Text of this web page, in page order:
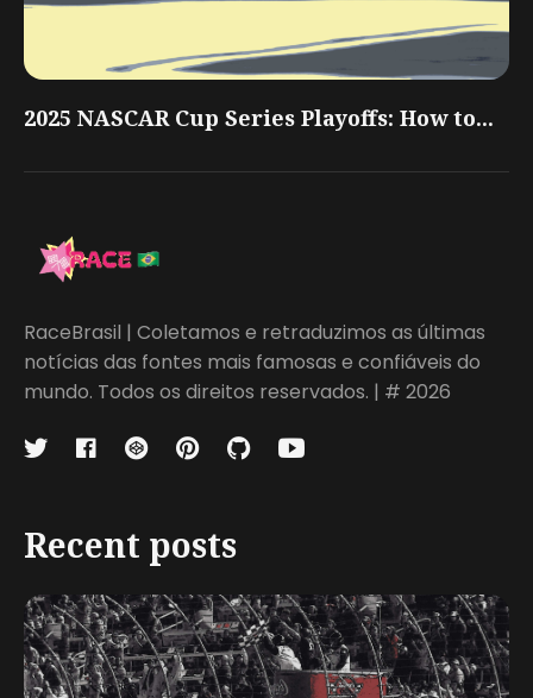
2025 NASCAR Cup Series Playoffs: How to...
RaceBrasil | Coletamos e retraduzimos as últimas
notícias das fontes mais famosas e confiáveis do
mundo. Todos os direitos reservados. | # 2026
Recent posts